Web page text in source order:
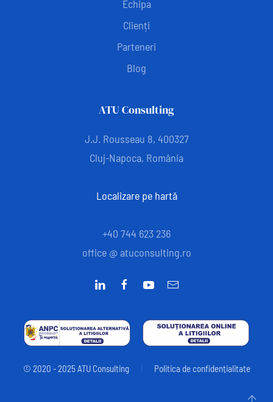
Echipa
Clienți
Parteneri
Blog
ATU Consulting
J.J. Rousseau 8, 400327
Cluj-Napoca, România
Localizare pe hartă
+40 744 623 236
office @ atuconsulting.ro
© 2020 - 2025 ATU Consulting Politica de confidențialitate